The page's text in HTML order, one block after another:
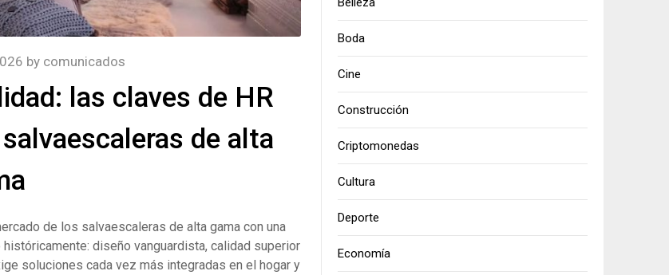
las claves de HR
de alta
by comunicados
de los salvaescaleras de alta gama con una
diseño vanguardista, calidad superior
soluciones cada vez más integradas en el hogar y
Boda
Cine
Construcción
Criptomonedas
Cultura
Deporte
Economía